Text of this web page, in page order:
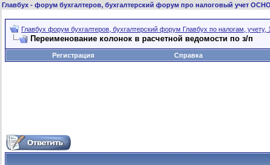
Главбух - форум бухгалтеров, бухгалтерский форум про налоговый учет
Главбух форум бухгалтеров, бухгалтерский форум Главбух по налогам, учету,
Переименование колонок в расчетной ведомости по з/п
Регистрация Справка